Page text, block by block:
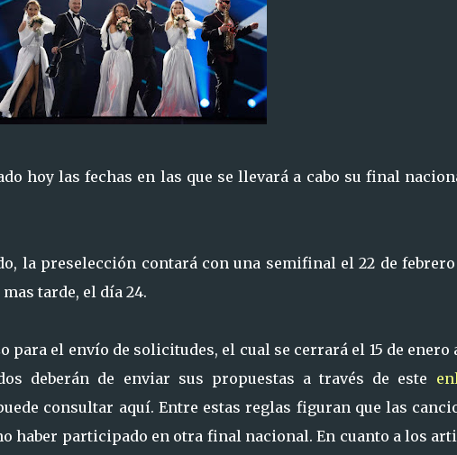
hoy las fechas en las que se llevará a cabo su final
la preselección contará con una semifinal el 22 de
tarde, el día 24.
para el envío de solicitudes, el cual se cerrará el 15 de enero
deberán de enviar sus propuestas a través de este
consultar aquí. Entre estas reglas figuran que las
haber participado en otra final nacional. En cuanto a los